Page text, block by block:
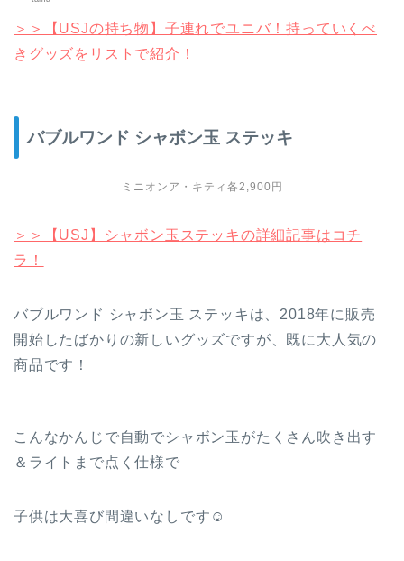
＞＞【USJの持ち物】子連れでユニバ！持っていくべ
きグッズをリストで紹介！
バブルワンド シャボン玉 ステッキ
ミニオンア・キティ各2,900円
＞＞【USJ】シャボン玉ステッキの詳細記事はコチ
ラ！
バブルワンド シャボン玉 ステッキは、2018年に販売
開始したばかりの新しいグッズですが、既に大人気の
商品です！
こんなかんじで自動でシャボン玉がたくさん吹き出す
＆ライトまで点く仕様で
子供は大喜び間違いなしです☺